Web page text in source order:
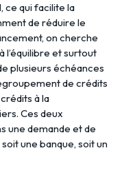
ce qui facilite la
de réduire le
on cherche
l’équilibre et surtout
plusieurs échéances
de crédits
à la
Ces deux
une demande et de
une banque, soit un